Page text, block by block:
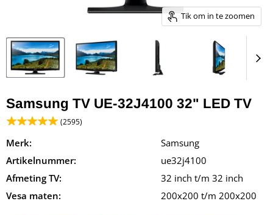
Tik om in te zoomen
Samsung TV UE-32J4100 32" LED TV
(2595)
Merk:
Samsung
Artikelnummer:
ue32j4100
Afmeting TV:
32 inch t/m 32 inch
Vesa maten:
200x200 t/m 200x200